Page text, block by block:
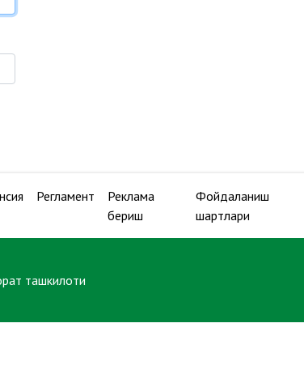
Регламент
Реклама
бериш
Фойдаланиш
шартлари
ташкилоти